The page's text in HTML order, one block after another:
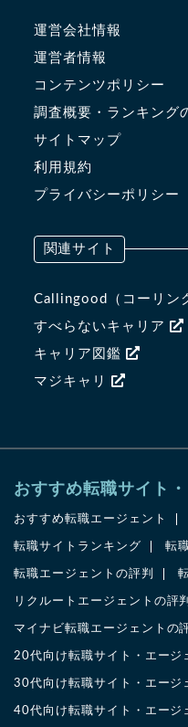
運営会社情報
運営者情報
コンテンツポリシー
調査概要・ランキング
サイトマップ
利用規約
プライバシーポリシー
関連サイト
Callingood（コーリン
すべらないキャリア
キャリア図鑑
マジキャリ
おすすめ転職サイト
おすすめ転職エージェント
転職サイトランキング 転
転職エージェントの評判
リクルートエージェントの評判
マイナビ転職エージェントの
20代向け転職サイト・エージ
30代向け転職サイト・エージ
40代向け転職サイト・エージ